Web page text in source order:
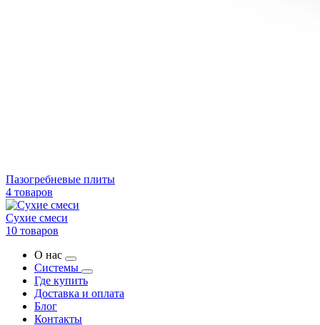
Пазогребневые плиты
4 товаров
Сухие смеси
10 товаров
О нас
Системы
Где купить
Доставка и оплата
Блог
Контакты